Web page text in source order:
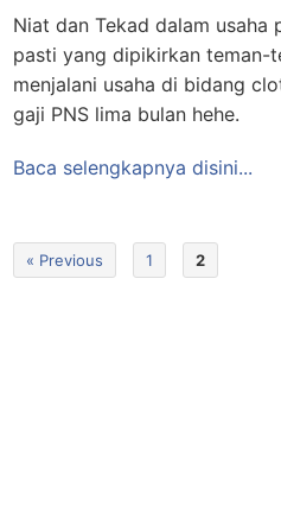
Niat dan Tekad dalam usaha
pasti yang dipikirkan teman-
menjalani usaha di bidang
gaji PNS lima bulan hehe.
Baca selengkapnya disini...
« Previous 1 2